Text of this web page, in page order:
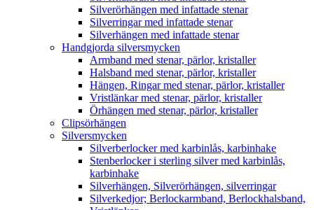
Silverörhängen med infattade stenar
Silverringar med infattade stenar
Silverhängen med infattade stenar
Handgjorda silversmycken
Armband med stenar, pärlor, kristaller
Halsband med stenar, pärlor, kristaller
Hängen, Ringar med stenar, pärlor, kristaller
Vristlänkar med stenar, pärlor, kristaller
Örhängen med stenar, pärlor, kristaller
Clipsörhängen
Silversmycken
Silverberlocker med karbinlås, karbinhake
Stenberlocker i sterling silver med karbinlås,
karbinhake
Silverhängen, Silverörhängen, silverringar
Silverkedjor; Berlockarmband, Berlockhalsband,